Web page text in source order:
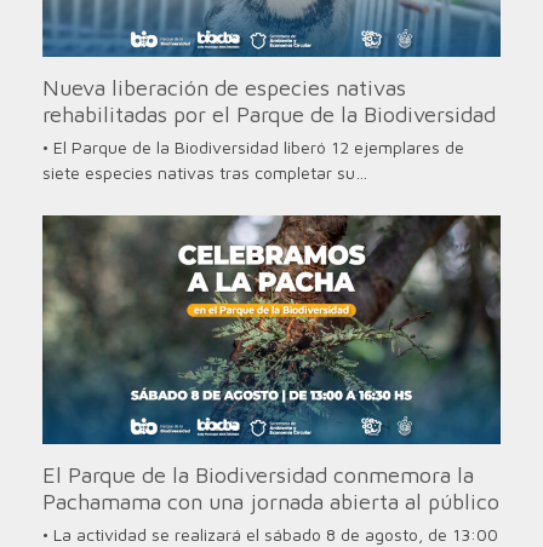
Nueva liberación de especies nativas
rehabilitadas por el Parque de la Biodiversidad
• El Parque de la Biodiversidad liberó 12 ejemplares de
siete especies nativas tras completar su…
El Parque de la Biodiversidad conmemora la
Pachamama con una jornada abierta al público
• La actividad se realizará el sábado 8 de agosto, de 13:00